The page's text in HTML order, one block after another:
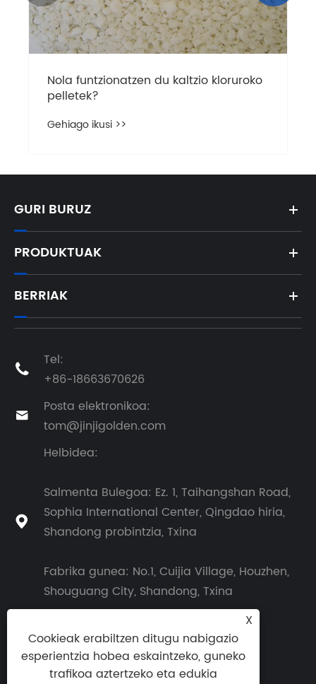
Nola funtzionatzen du kaltzio kloruroko
pelletek?
Gehiago ikusi >>
GURI BURUZ
PRODUKTUAK
BERRIAK

Tel:
+86-18663670626

Posta elektronikoa:
tom@jinjigolden.com

Helbidea:
Salmenta Bulegoa: Ez. 1, Taihangshan Road,
Sophia International Center, Qingdao hiria,
Shandong probintzia, Txina
Fabrika gunea: No.1, Cuijia Village, Houzhen,
Shouguang City, Shandong, Txina
X
Cookieak erabiltzen ditugu nabigazio
esperientzia hobea eskaintzeko, guneko
trafikoa aztertzeko eta edukia